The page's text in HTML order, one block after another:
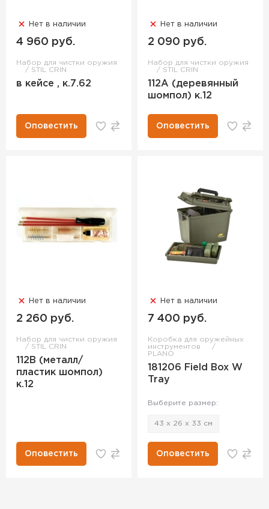
Нет в наличии
4 960 руб.
Набор для чистки оружия
STIL CRIN
в кейсе , к.7.62
Оповестить
Нет в наличии
2 090 руб.
Набор для чистки оружия
STIL CRIN
112A (деревянный
шомпол) к.12
Оповестить
Нет в наличии
2 260 руб.
Набор для чистки оружия
STIL CRIN
112B (металл/
пластик шомпол)
к.12
Оповестить
Нет в наличии
7 400 руб.
Коробка для оружейных
инструментов
PLANO
181206 Field Box W
Tray
Выберите размер:
43 х 26 х 33 см
Оповестить